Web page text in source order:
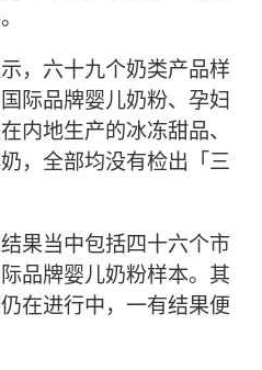
，六十九个奶类产品样
际品牌婴儿奶粉、孕妇
内地生产的冰冻甜品、
，全部均没有检出「三
果当中包括四十六个市
品牌婴儿奶粉样本。其
在进行中，一有结果便